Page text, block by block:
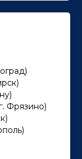
Фрязино)